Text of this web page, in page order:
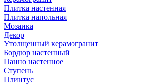
Плитка настенная
Плитка напольная
Мозаика
Декор
Утолщенный керамогранит
Бордюр настенный
Панно настенное
Ступень
Плинтус